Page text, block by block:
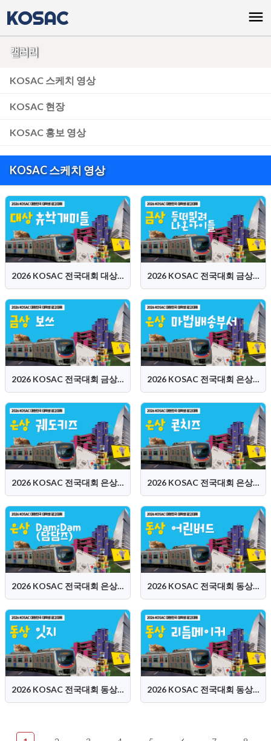
KOSAC menu
갤러리
KOSAC 스케치 영상
KOSAC 현장
KOSAC 홍보 영상
KOSAC 스케치 영상
2026 KOSAC 전국대회 대상 (휴학개미들) 2026 KOSAC 전국대회 금상 (등 떠밀려 나온 아이들)
2026 KOSAC 전국대회 금상 (보쓰) 2026 KOSAC 전국대회 은상 (마법배송부서)
2026 KOSAC 전국대회 은상 (궤도키즈) 2026 KOSAC 전국대회 은상 (콘치즈)
2026 KOSAC 전국대회 은상 (Dam:Dam 담담즈) 2026 KOSAC 전국대회 동상 (어린버드)
2026 KOSAC 전국대회 동상 (잇지) 2026 KOSAC 전국대회 동상 (리듬메이커)